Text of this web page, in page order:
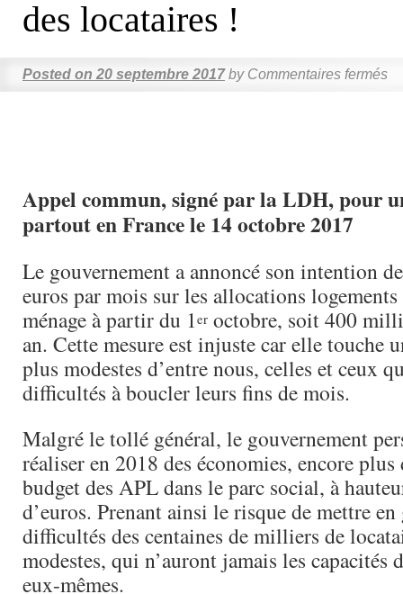
des locataires !
Posted on 20 septembre 2017 by Commentaires fermés
Appel commun, signé par la LDH, pour
partout en France le 14 octobre 2017
Le gouvernement a annoncé son intention
euros par mois sur les allocations
ménage à partir du 1er octobre, soit 400
an. Cette mesure est injuste car elle touche
plus modestes d’entre nous, celles et ceux
difficultés à boucler leurs fins de mois.
Malgré le tollé général, le gouvernement
réaliser en 2018 des économies, encore
budget des APL dans le parc social, à
d’euros. Prenant ainsi le risque de mettre en
difficultés des centaines de milliers de
modestes, qui n’auront jamais les capacités
eux-mêmes.